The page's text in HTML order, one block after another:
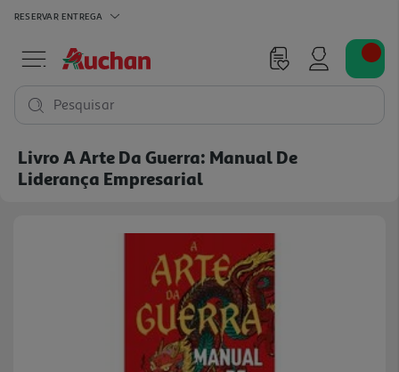
RESERVAR ENTREGA
Pesquisar
Livro A Arte Da Guerra: Manual De
Liderança Empresarial